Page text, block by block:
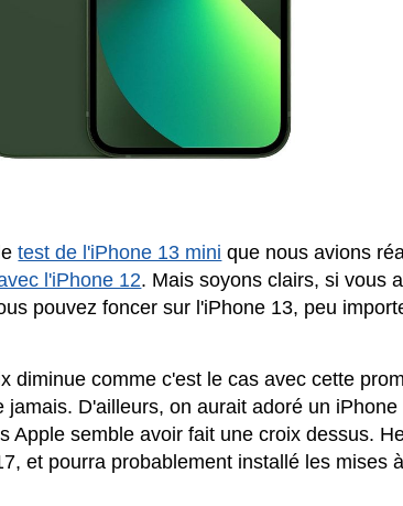
test de l'iPhone 13 mini que nous avions
l'iPhone 12. Mais soyons clairs, si vous
pouvez foncer sur l'iPhone 13, peu
diminue comme c'est le cas avec cette
jamais. D'ailleurs, on aurait adoré un
Apple semble avoir fait une croix dessus.
et pourra probablement installé les mises